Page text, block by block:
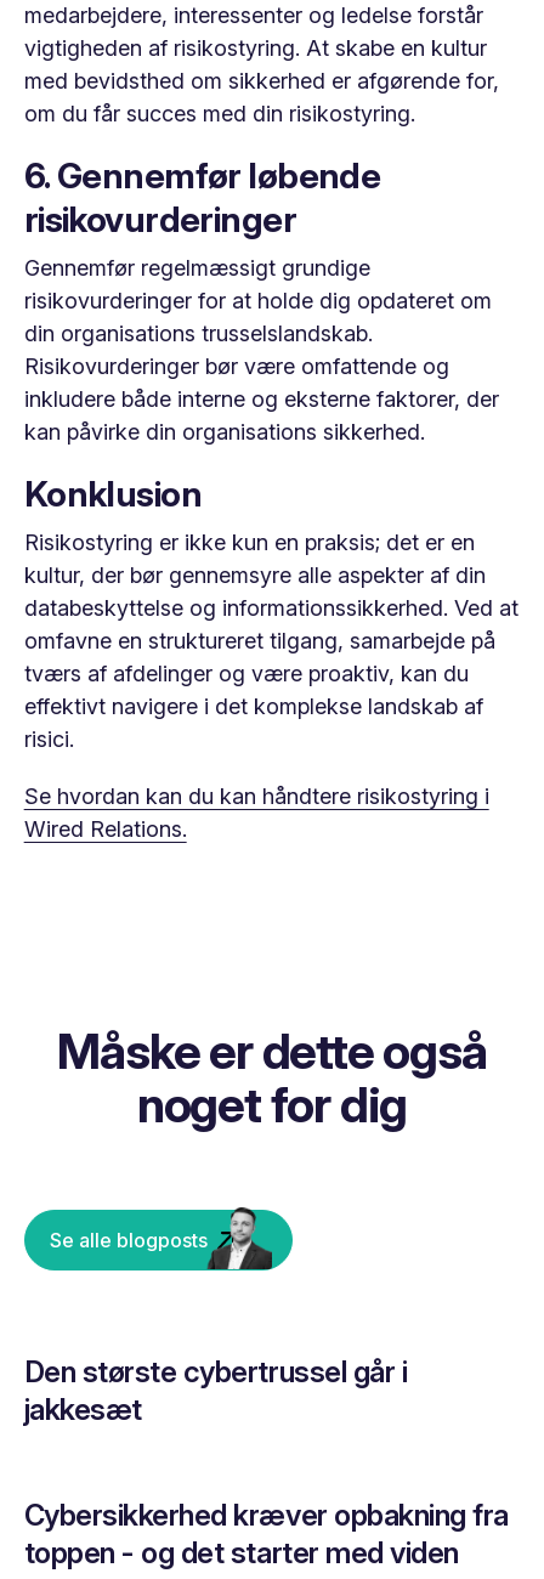
medarbejdere, interessenter og ledelse forstår
vigtigheden af risikostyring. At skabe en kultur
med bevidsthed om sikkerhed er afgørende for,
om du får succes med din risikostyring.
6. Gennemfør løbende
risikovurderinger
Gennemfør regelmæssigt grundige
risikovurderinger for at holde dig opdateret om
din organisations trusselslandskab.
Risikovurderinger bør være omfattende og
inkludere både interne og eksterne faktorer, der
kan påvirke din organisations sikkerhed.
Konklusion
Risikostyring er ikke kun en praksis; det er en
kultur, der bør gennemsyre alle aspekter af din
databeskyttelse og informationssikkerhed. Ved at
omfavne en struktureret tilgang, samarbejde på
tværs af afdelinger og være proaktiv, kan du
effektivt navigere i det komplekse landskab af
risici.
Se hvordan kan du kan håndtere risikostyring i
Wired Relations.
Måske er dette også
noget for dig
Se alle blogposts
Den største cybertrussel går i
jakkesæt
Cybersikkerhed kræver opbakning fra
toppen - og det starter med viden